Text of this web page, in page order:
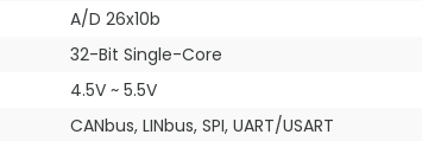
A/D 26x10b
32-Bit Single-Core
4.5V ~ 5.5V
CANbus, LINbus, SPI, UART/USART